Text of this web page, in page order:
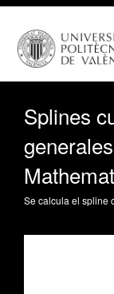
Splines